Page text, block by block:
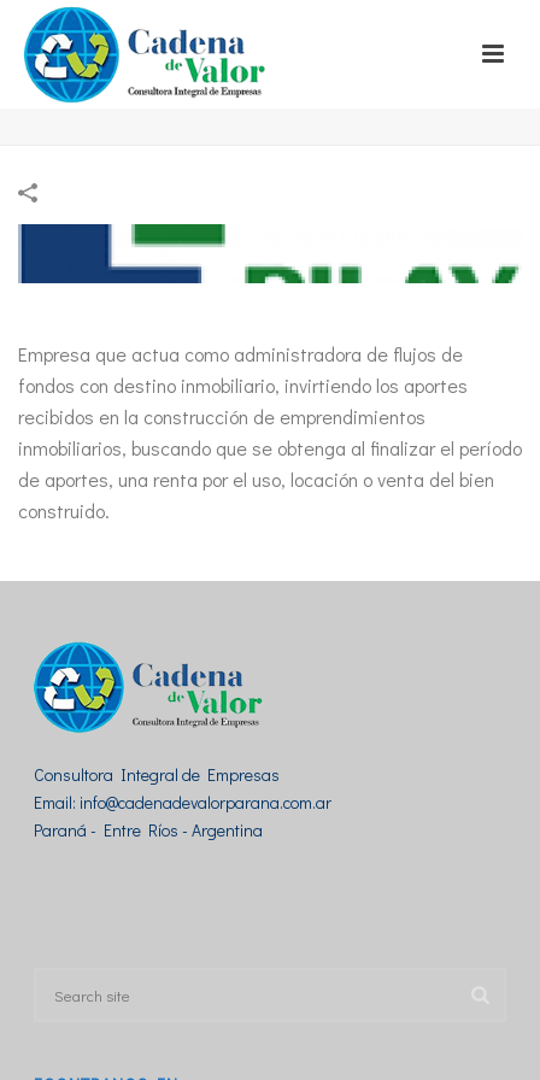
Empresa que actua como administradora de flujos de
fondos con destino inmobiliario, invirtiendo los aportes
recibidos en la construcción de emprendimientos
inmobiliarios, buscando que se obtenga al finalizar el período
de aportes, una renta por el uso, locación o venta del bien
construido.
Consultora Integral de Empresas
Email: info@cadenadevalorparana.com.ar
Paraná - Entre Ríos - Argentina